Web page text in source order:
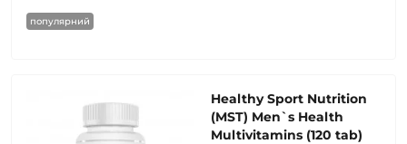
популярний
Healthy Sport Nutrition
(MST) Men`s Health
Multivitamins (120 tab)